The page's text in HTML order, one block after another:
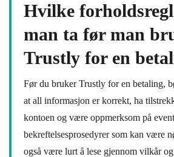
Hvilke
man ta før man
Trustly for en
Før du bruker Trustly for en betaling,
at all informasjon er korrekt, ha
kontoen og være oppmerksom på
bekreftelsesprosedyrer som kan være
også være lurt å lese gjennom vilkår